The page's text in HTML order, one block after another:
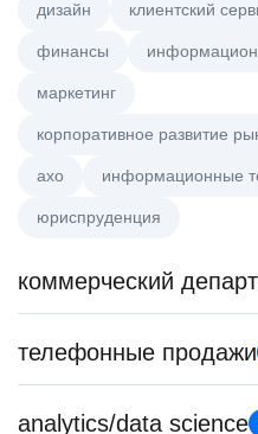
дизайн клиентский
финансы
маркетинг
корпоративное развитие
axo информационные
юриспруденция
коммерческий
Менеджер по работе с
HeadHunter::Коммерческий
з/п не указана
телефонные продажи
Менеджер по продажам в
analytics/data science